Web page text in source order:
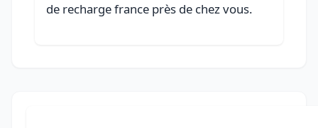
de recharge france près de chez vous.